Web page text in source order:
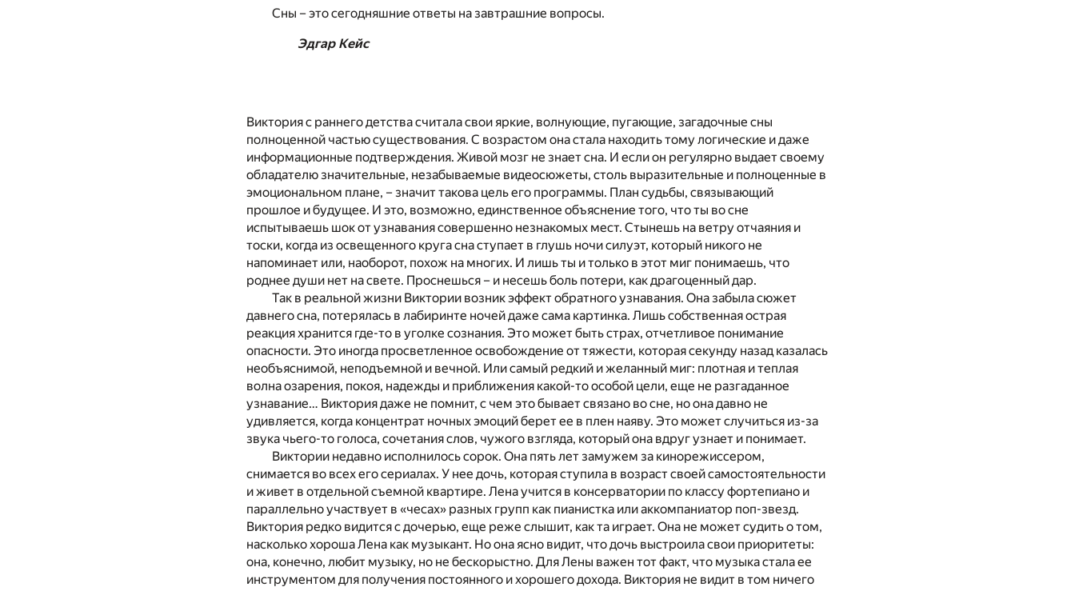
Сны – это сегодняшние ответы на завтрашние вопросы.
Эдгар Кейс
Виктория с раннего детства считала свои яркие, волнующие, пугающие, загадочные сны
полноценной частью существования. С возрастом она стала находить тому логические и даже
информационные подтверждения. Живой мозг не знает сна. И если он регулярно выдает своему
обладателю значительные, незабываемые видеосюжеты, столь выразительные и полноценные в
эмоциональном плане, – значит такова цель его программы. План судьбы, связывающий
прошлое и будущее. И это, возможно, единственное объяснение того, что ты во сне
испытываешь шок от узнавания совершенно незнакомых мест. Стынешь на ветру отчаяния и
тоски, когда из освещенного круга сна ступает в глушь ночи силуэт, который никого не
напоминает или, наоборот, похож на многих. И лишь ты и только в этот миг понимаешь, что
роднее души нет на свете. Проснешься – и несешь боль потери, как драгоценный дар.
Так в реальной жизни Виктории возник эффект обратного узнавания. Она забыла сюжет
давнего сна, потерялась в лабиринте ночей даже сама картинка. Лишь собственная острая
реакция хранится где-то в уголке сознания. Это может быть страх, отчетливое понимание
опасности. Это иногда просветленное освобождение от тяжести, которая секунду назад казалась
необъяснимой, неподъемной и вечной. Или самый редкий и желанный миг: плотная и теплая
волна озарения, покоя, надежды и приближения какой-то особой цели, еще не разгаданное
узнавание… Виктория даже не помнит, с чем это бывает связано во сне, но она давно не
удивляется, когда концентрат ночных эмоций берет ее в плен наяву. Это может случиться из-за
звука чьего-то голоса, сочетания слов, чужого взгляда, который она вдруг узнает и понимает.
Виктории недавно исполнилось сорок. Она пять лет замужем за кинорежиссером,
снимается во всех его сериалах. У нее дочь, которая ступила в возраст своей самостоятельности
и живет в отдельной съемной квартире. Лена учится в консерватории по классу фортепиано и
параллельно участвует в «чесах» разных групп как пианистка или аккомпаниатор поп-звезд.
Виктория редко видится с дочерью, еще реже слышит, как та играет. Она не может судить о том,
насколько хороша Лена как музыкант. Но она ясно видит, что дочь выстроила свои приоритеты:
она, конечно, любит музыку, но не бескорыстно. Для Лены важен тот факт, что музыка стала ее
инструментом для получения постоянного и хорошего дохода. Виктория не видит в том ничего